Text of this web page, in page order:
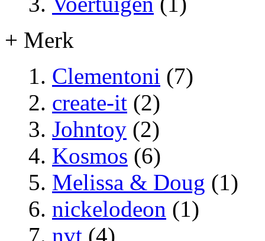
+ Merk
Clementoni (7)
create-it (2)
Johntoy (2)
Kosmos (6)
Melissa & Doug (1)
nickelodeon (1)
nvt (4)